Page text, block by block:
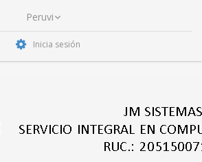
Inicia sesión